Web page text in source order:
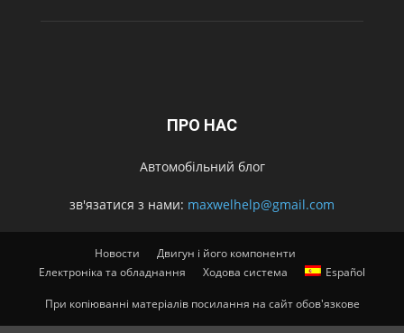
ПРО НАС
Автомобільний блог
зв'язатися з нами: maxwelhelp@gmail.com
Новости
Двигун і його компоненти
Електроніка та обладнання
Ходова система Español
При копіюванні матеріалів посилання на сайт обов'язкове